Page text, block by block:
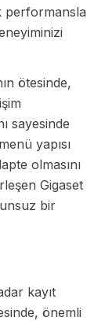
performansla
ötesinde,
sayesinde
yapısı
olmasını
Gigaset
bir
kayıt
önemli